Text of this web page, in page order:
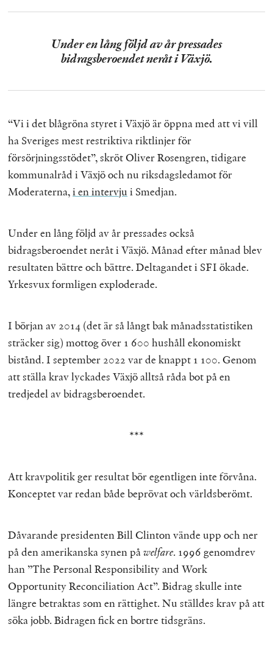
Under en lång följd av år pressades
bidragsberoendet neråt i Växjö.
“Vi i det blågröna styret i Växjö är öppna med att vi vill
ha Sveriges mest restriktiva riktlinjer för
försörjningsstödet”, skröt Oliver Rosengren, tidigare
kommunalråd i Växjö och nu riksdagsledamot för
Moderaterna,i en intervju i Smedjan.
Under en lång följd av år pressades också
bidragsberoendet neråt i Växjö. Månad efter månad blev
resultaten bättre och bättre. Deltagandet i SFI ökade.
Yrkesvux formligen exploderade.
I början av 2014 (det är så långt bak månadsstatistiken
sträcker sig) mottog över 1 600 hushåll ekonomiskt
bistånd. I september 2022 var de knappt 1 100. Genom
att ställa krav lyckades Växjö alltså råda bot på en
tredjedel av bidragsberoendet.
***
Att kravpolitik ger resultat bör egentligen inte förvåna.
Konceptet var redan både beprövat och världsberömt.
Dåvarande presidenten Bill Clinton vände upp och ner
på den amerikanska synen påwelfare. 1996 genomdrev
han ”The Personal Responsibility and Work
Opportunity Reconciliation Act”. Bidrag skulle inte
längre betraktas som en rättighet. Nu ställdes krav på att
söka jobb. Bidragen fick en bortre tidsgräns.